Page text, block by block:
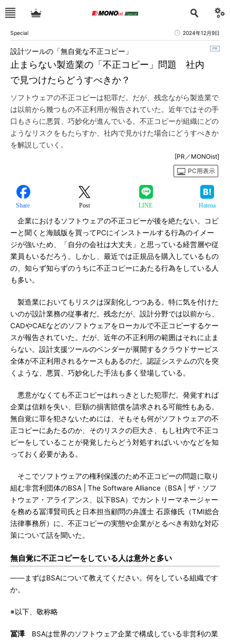
Special 2024年12月9日
止まらない製造業の「不正コピー」問題 社内
で見つけたらどうすべきか？
設計ツールの「無自覚な不正コピー」
ソフトウェアの不正コピーは犯罪だ。だが、残念ながら製造業で
は以前から幾つもの不正利用が報告されていた。近年ではその手
口もさらに悪質、巧妙化が進んでいる。不正コピーが組織にどの
ようなリスクをもたらすか、社内で見かけた場合にどうすべきか
を解説していく。
[PR／MONOist]
PC用表示
Share Post LINE Hatena
企業におけるソフトウェアの不正コピーが後を絶たない。コピ
ーと聞くと海賊版を買ってPCにインストールする行為のイメー
ジが強いため、「自分の会社は大丈夫」と思っている経営層や従
業員もいるだろう。しかし、最近では正規品を購入しているもの
の、知らず知らずのうちに不正コピーにあたる行為をしている人
も多い。
製造業においてもリスクは深刻化しつつある。特に気を付けた
いのが設計業務の従事者だ。残念だが、設計分野では以前から、
CADやCAEなどのソフトウェアをローカルで不正コピーするケー
スが報告されていた。だが、近年の不正利用の範囲はそれに止ま
らない。設計支援ツールのベンダーが展開するクラウドサービス
全体が不正利用されるケースもあるのだ。認証システムの穴を突
くような、悪質、巧妙化した手法も多く登場している。
悪意がなくても不正コピーはれっきとした犯罪だ。発覚すれば
企業は信頼を失い、巨額の損害賠償を請求される可能性もある。
無自覚に罪を犯さないためには、そもそも何がソフトウェアの不
正コピーにあたるのか、そのリスクの巨大さ、もし社内で不正コ
ピーをしていることが発覚したらどう対処すればいいかなどを知
っておく必要がある。
そこでソフトウェアの権利保護のため不正コピーの問題に取り
組む非営利団体のBSA | The Software Alliance（BSA | ザ・ソフ
トウェア・アライアンス、以下BSA）でカントリーマネージャー
を務める冨澤賢司氏と日本担当顧問の弁護士 石原修氏（TMI総合
法律事務所）に、不正コピーの実態や企業がとるべき有効な対応
策について話を聞いた。
無自覚に不正コピーをしている人は意外と多い
――まずはBSAについて教えてください。何をしている組織です
か。
※以下、敬称略
冨澤BSAは世界のソフトウェア企業で構成している非営利の業